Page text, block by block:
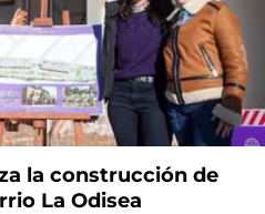
la construcción de
La Odisea